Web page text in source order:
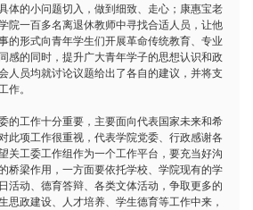
体的小问题切入，做到细致、走心；康惠宝老
院一百多名离退休教师中寻找合适人员，让他
的形式向青年学生们开展革命传统教育、专业
感的同时，提升广大青年学子的思想认识和政
人员均就讨论议题给出了各自的建议，并将支
作。
工作十分重要，主要面向代表国家未来和希
此项工作很重视，代表学院党委、行政感谢各
关工委工作组作为一个工作平台，要充当好沟
桥梁作用，一方面要依托学校、学院现有的学
活动、德育答辩、各类文体活动，争取更多的
思政建设、人才培养、学生德育等工作中来，